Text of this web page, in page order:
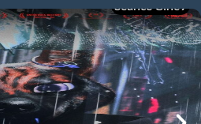
Bande-annonce VF
mer 05/08
21h00